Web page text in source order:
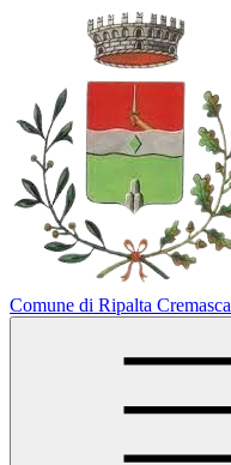
Comune di Ripalta Cremasca